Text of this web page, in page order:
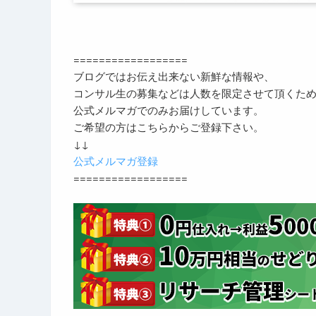
==================
ブログではお伝え出来ない新鮮な情報や、
コンサル生の募集などは人数を限定させて頂くため
公式メルマガでのみお届けしています。
ご希望の方はこちらからご登録下さい。
↓↓
公式メルマガ登録
==================